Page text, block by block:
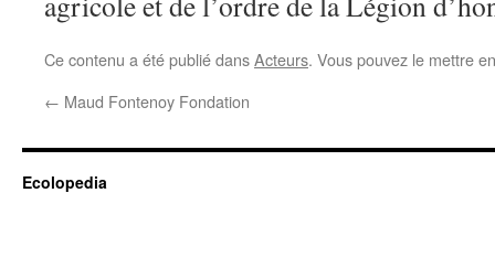
Ce contenu a été publié dansActeurs. Vous pouvez le mettre
← Maud Fontenoy Fondation
Ecolopedia